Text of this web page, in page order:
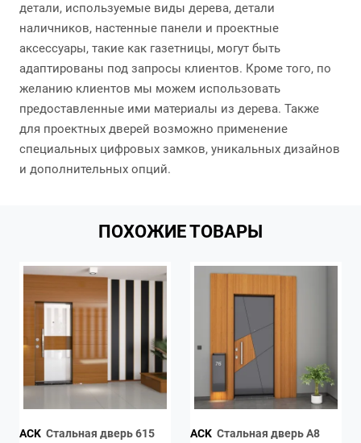
детали, используемые виды дерева, детали
наличников, настенные панели и проектные
аксессуары, такие как газетницы, могут быть
адаптированы под запросы клиентов. Кроме того, по
желанию клиентов мы можем использовать
предоставленные ими материалы из дерева. Также
для проектных дверей возможно применение
специальных цифровых замков, уникальных дизайнов
и дополнительных опций.
ПОХОЖИЕ ТОВАРЫ
ACK Стальная дверь 615 ACK Стальная дверь A8